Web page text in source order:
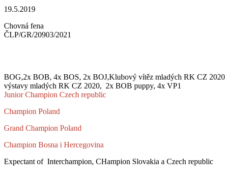
19.5.2019
Chovná fena
ČLP/GR/20903/2021
BOG,2x BOB, 4x BOS, 2x BOJ,Klubový vítěz mladých RK CZ
výstavy mladých RK CZ 2020, 2x BOB puppy, 4x VP1
Junior Champion Czech republic
Champion Poland
Grand Champion Poland
Champion Bosna i Hercegovina
Expectant of Interchampion, CHampion Slovakia a Czech republic